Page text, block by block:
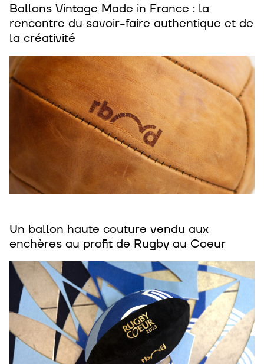
Ballons Vintage Made in France : la
rencontre du savoir-faire authentique et de
la créativité
Un ballon haute couture vendu aux
enchères au profit de Rugby au Coeur